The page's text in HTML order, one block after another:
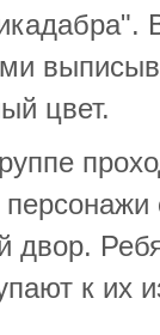
цвет.
двор.
к их